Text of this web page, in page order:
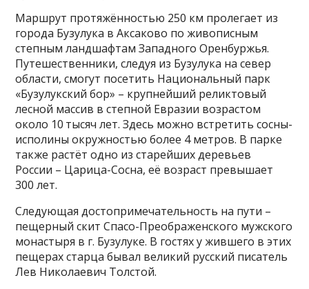
Маршрут протяжённостью 250 км пролегает из
города Бузулука в Аксаково по живописным
степным ландшафтам Западного Оренбуржья.
Путешественники, следуя из Бузулука на север
области, смогут посетить Национальный парк
«Бузулукский бор» – крупнейший реликтовый
лесной массив в степной Евразии возрастом
около 10 тысяч лет. Здесь можно встретить сосны-
исполины окружностью более 4 метров. В парке
также растёт одно из старейших деревьев
России – Царица-Сосна, её возраст превышает
300 лет.
Следующая достопримечательность на пути –
пещерный скит Спасо-Преображенского мужского
монастыря в г. Бузулуке. В гостях у жившего в этих
пещерах старца бывал великий русский писатель
Лев Николаевич Толстой.